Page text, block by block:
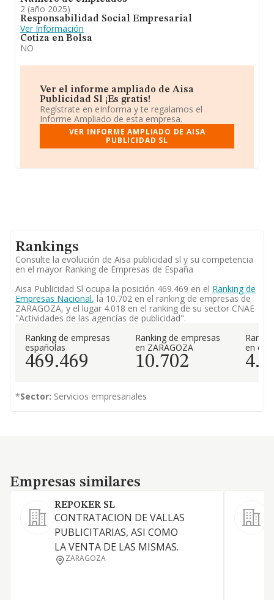
2 (año 2025)
Responsabilidad Social Empresarial
Ver Información
Cotiza en Bolsa
NO
Ver el informe ampliado de Aisa
Publicidad Sl ¡Es gratis!
Regístrate en eInforma y te regalamos el
Informe Ampliado de esta empresa.
VER INFORME AMPLIADO DE AISA
PUBLICIDAD SL
Rankings
Consulte la evolución de Aisa publicidad sl y su competencia
en el mayor Ranking de Empresas de España
Aisa Publicidad Sl ocupa la posición 469.469 en el Ranking de
Empresas Nacional, la 10.702 en el ranking de empresas de
ZARAGOZA, y el lugar 4.018 en el ranking de su sector CNAE
"Actividades de las agencias de publicidad".
Ranking de empresas
españolas
469.469
Ranking de empresas
en ZARAGOZA
10.702
en el
*Sector: Servicios empresariales
Empresas similares
Empresas similares
REPOKER SL
CONTRATACION DE VALLAS
PUBLICITARIAS, ASI COMO
LA VENTA DE LAS MISMAS.
ZARAGOZA